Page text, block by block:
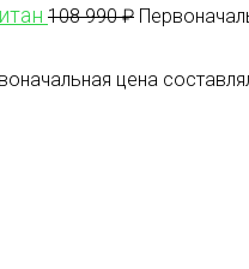
108 990₽
цена